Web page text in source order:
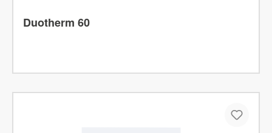
Duotherm 60